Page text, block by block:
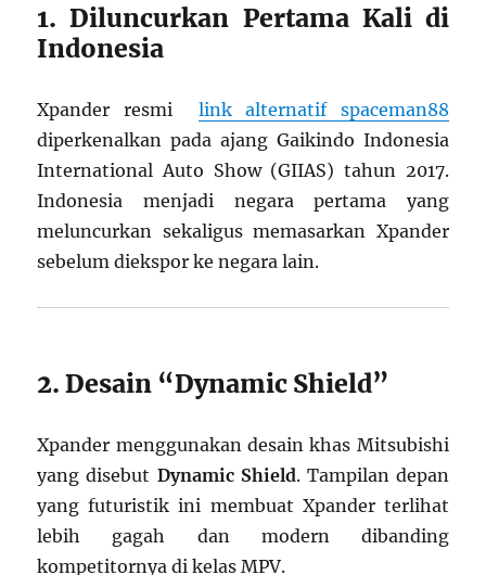
1. Diluncurkan Pertama Kali di
Indonesia
Xpander resmilink alternatif spaceman88
diperkenalkan pada ajang Gaikindo Indonesia
International Auto Show (GIIAS) tahun 2017.
Indonesia menjadi negara pertama yang
meluncurkan sekaligus memasarkan Xpander
sebelum diekspor ke negara lain.
2. Desain “Dynamic Shield”
Xpander menggunakan desain khas Mitsubishi
yang disebut Dynamic Shield. Tampilan depan
yang futuristik ini membuat Xpander terlihat
lebih gagah dan modern dibanding
kompetitornya di kelas MPV.